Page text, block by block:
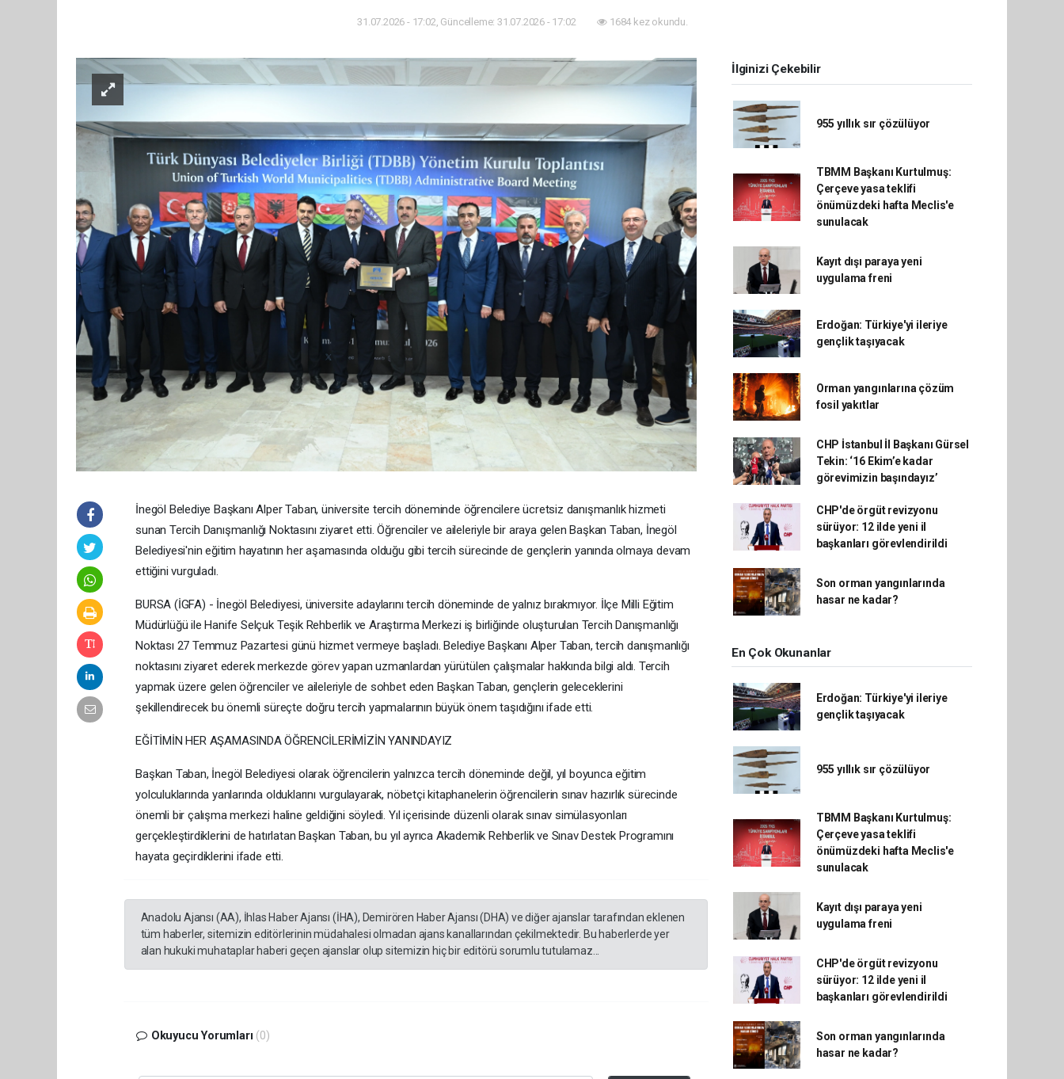
31.07.2026 - 17:02, Güncelleme: 31.07.2026 - 17:02 1684 kez okundu.
İnegöl Belediye Başkanı Alper Taban, üniversite tercih döneminde öğrencilere ücretsiz danışmanlık hizmeti
sunan Tercih Danışmanlığı Noktasını ziyaret etti. Öğrenciler ve aileleriyle bir araya gelen Başkan Taban, İnegöl
Belediyesi'nin eğitim hayatının her aşamasında olduğu gibi tercih sürecinde de gençlerin yanında olmaya devam
ettiğini vurguladı.
BURSA (İGFA) - İnegöl Belediyesi, üniversite adaylarını tercih döneminde de yalnız bırakmıyor. İlçe Milli Eğitim
Müdürlüğü ile Hanife Selçuk Teşik Rehberlik ve Araştırma Merkezi iş birliğinde oluşturulan Tercih Danışmanlığı
Noktası 27 Temmuz Pazartesi günü hizmet vermeye başladı. Belediye Başkanı Alper Taban, tercih danışmanlığı
noktasını ziyaret ederek merkezde görev yapan uzmanlardan yürütülen çalışmalar hakkında bilgi aldı. Tercih
yapmak üzere gelen öğrenciler ve aileleriyle de sohbet eden Başkan Taban, gençlerin geleceklerini
şekillendirecek bu önemli süreçte doğru tercih yapmalarının büyük önem taşıdığını ifade etti.
EĞİTİMİN HER AŞAMASINDA ÖĞRENCİLERİMİZİN YANINDAYIZ
Başkan Taban, İnegöl Belediyesi olarak öğrencilerin yalnızca tercih döneminde değil, yıl boyunca eğitim
yolculuklarında yanlarında olduklarını vurgulayarak, nöbetçi kitaphanelerin öğrencilerin sınav hazırlık sürecinde
önemli bir çalışma merkezi haline geldiğini söyledi. Yıl içerisinde düzenli olarak sınav simülasyonları
gerçekleştirdiklerini de hatırlatan Başkan Taban, bu yıl ayrıca Akademik Rehberlik ve Sınav Destek Programını
hayata geçirdiklerini ifade etti.
Anadolu Ajansı (AA), İhlas Haber Ajansı (İHA), Demirören Haber Ajansı (DHA) ve diğer ajanslar tarafından eklenen
tüm haberler, sitemizin editörlerinin müdahalesi olmadan ajans kanallarından çekilmektedir. Bu haberlerde yer
alan hukuki muhataplar haberi geçen ajanslar olup sitemizin hiç bir editörü sorumlu tutulamaz...
Okuyucu Yorumları (0)
İlginizi Çekebilir
955 yıllık sır çözülüyor
TBMM Başkanı Kurtulmuş:
Çerçeve yasa teklifi
önümüzdeki hafta Meclis'e
sunulacak
Kayıt dışı paraya yeni
uygulama freni
Erdoğan: Türkiye'yi ileriye
gençlik taşıyacak
Orman yangınlarına çözüm
fosil yakıtlar
CHP İstanbul İl Başkanı Gürsel
Tekin: ‘16 Ekim’e kadar
görevimizin başındayız’
CHP'de örgüt revizyonu
sürüyor: 12 ilde yeni il
başkanları görevlendirildi
Son orman yangınlarında
hasar ne kadar?
En Çok Okunanlar
Erdoğan: Türkiye'yi ileriye
gençlik taşıyacak
955 yıllık sır çözülüyor
TBMM Başkanı Kurtulmuş:
Çerçeve yasa teklifi
önümüzdeki hafta Meclis'e
sunulacak
Kayıt dışı paraya yeni
uygulama freni
CHP'de örgüt revizyonu
sürüyor: 12 ilde yeni il
başkanları görevlendirildi
Son orman yangınlarında
hasar ne kadar?